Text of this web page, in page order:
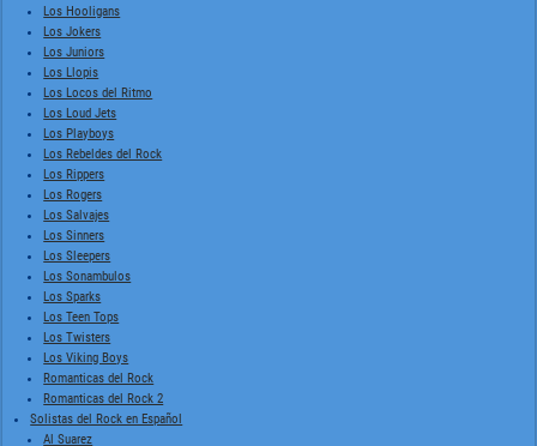
Los Hooligans
Los Jokers
Los Juniors
Los Llopis
Los Locos del Ritmo
Los Loud Jets
Los Playboys
Los Rebeldes del Rock
Los Rippers
Los Rogers
Los Salvajes
Los Sinners
Los Sleepers
Los Sonambulos
Los Sparks
Los Teen Tops
Los Twisters
Los Viking Boys
Romanticas del Rock
Romanticas del Rock 2
Solistas del Rock en Español
Al Suarez